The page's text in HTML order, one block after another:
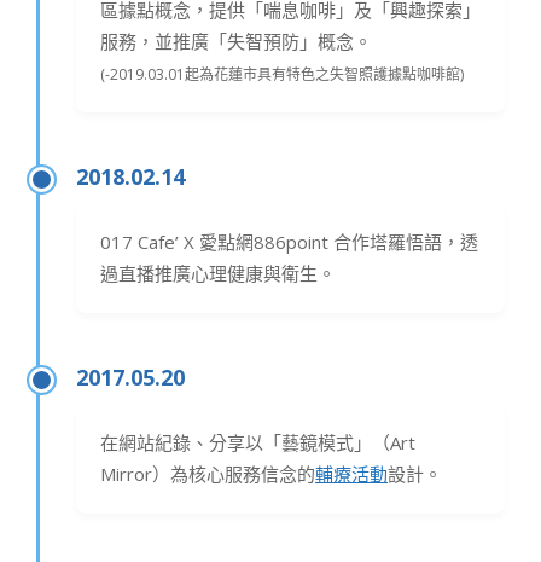
區據點概念，提供「喘息咖啡」及「興趣探索」
服務，並推廣「失智預防」概念。
(-2019.03.01起為花蓮市具有特色之失智照護據點咖啡館)
2018.02.14
017 Cafe’ X 愛點網886point 合作塔羅悟語，透
過直播推廣心理健康與衛生。
2017.05.20
在網站紀錄、分享以「藝鏡模式」（Art
Mirror）為核心服務信念的輔療活動設計。